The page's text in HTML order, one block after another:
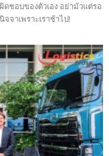
ดชอบของตัวเอง อย่ามัวแต่รอ
จาเพราะเราช้าไป!